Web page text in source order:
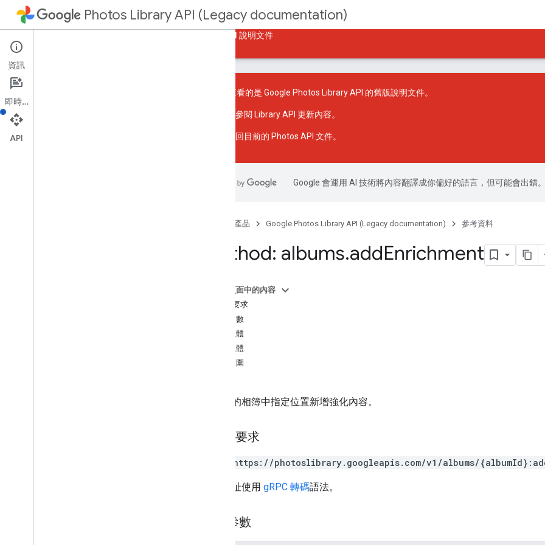
Photos Library API (Legacy documentation)
返回目前的 Photos API 說明文件
資源摘要
您目前查看的是 Google Photos Library API 的舊版說明文件。
請參閱 Library API 更新內容。
返回 目前的 Photos API 文件。
Google 會運用 AI 技術將內容翻譯成你偏好的語言，但可能會出錯。
產品 Google Photos Library API (Legacy documentation) 參考資料
Method: albums.addEnrichment
這個頁面中的內容
HTTP 要求
路徑參數
要求主體
回應主體
授權範圍
在定義的相簿中指定位置新增強化內容。
HTTP 要求
POST https://photoslibrary.googleapis.com/v1/albums/
這個網址使用 gRPC 轉碼語法。
路徑參數
資訊
即時通訊
API